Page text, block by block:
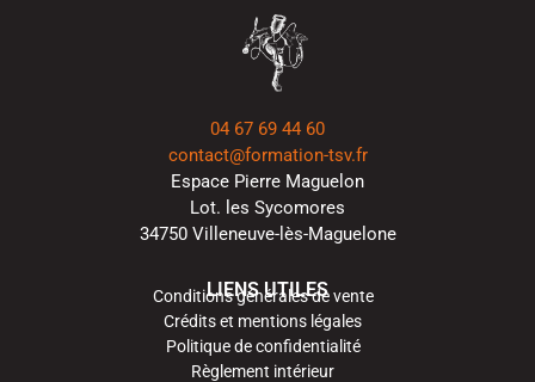
04 67 69 44 60
contact@formation-tsv.fr
Espace Pierre Maguelon
Lot. les Sycomores
34750 Villeneuve-lès-Maguelone
LIENS UTILES
Conditions générales de vente
Crédits et mentions légales
Politique de confidentialité
Règlement intérieur